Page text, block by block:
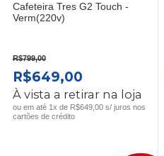
Cafeteira Tres G2 Touch -
Verm(220v)
R$799,00
O
PREÇO
ORIGINAL
R$649,00O
PREÇO
ATUAL
À vista a retirar na loja
ou em até 1x de R$649,00 s/ juros nos
cartões de crédito